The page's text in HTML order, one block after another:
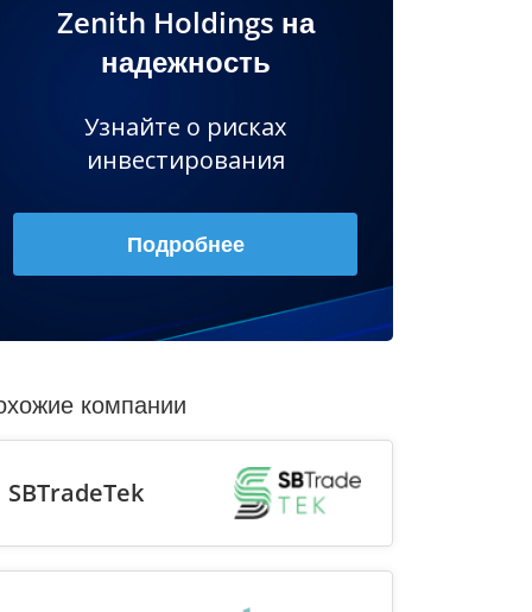
Zenith Holdings на
надежность
Узнайте о рисках
инвестирования
Подробнее
компании
SBTradeTek